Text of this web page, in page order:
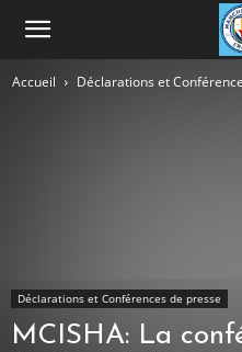
Accueil Déclarations et
Déclarations et Conférences de presse
MCISHA: La